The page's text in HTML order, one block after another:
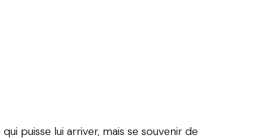
puisse lui arriver, mais se souvenir de